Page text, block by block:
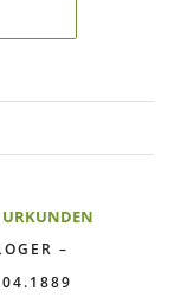
URKUNDEN
–